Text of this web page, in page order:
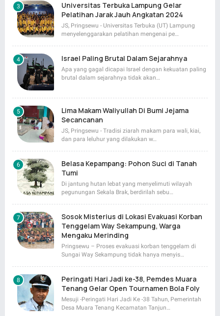
Universitas Terbuka Lampung Gelar
Pelatihan Jarak Jauh Angkatan 2024
JS, Pringsewu - Universitas Terbuka (UT) Lampung
menyelenggarakan pelatihan mengenai pe…
Israel Paling Brutal Dalam Sejarahnya
Apa yang gagal dicapai Israel dengan kekuatan paling
brutal dalam sejarahnya tidak akan…
Lima Makam Waliyullah Di Bumi Jejama
Secancanan
JS, Pringsewu - Tradisi ziarah makam para wali, kiai,
dan para leluhur yang dilakukan w…
Belasa Kepampang: Pohon Suci di Tanah
Tumi
Di jantung hutan lebat yang menyelimuti wilayah
pegunungan Sekala Brak, berdirilah sebu…
Sosok Misterius di Lokasi Evakuasi Korban
Tenggelam Way Sekampung, Warga
Mengaku Merinding
Pringsewu – Proses evakuasi korban tenggelam di
Sungai Way Sekampung tidak hanya menyis…
Peringati Hari Jadi ke-38, Pemdes Muara
Tenang Gelar Open Tournamen Bola Foly
Mesuji -Peringati Hari Jadi Ke -38 Tahun, Pemerintah
Desa Muara Tenang Kecamatan Tanjun…